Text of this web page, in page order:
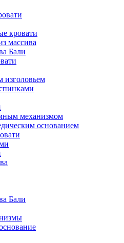
кровати
массива
Бали
изголовьем
механизмом
основанием
Бали